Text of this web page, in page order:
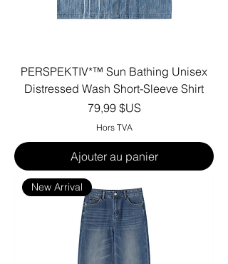
PERSPEKTIV*™️ Sun Bathing Unisex
Distressed Wash Short-Sleeve Shirt
Prix
79,99 $US
Hors TVA
Ajouter au panier
New Arrival